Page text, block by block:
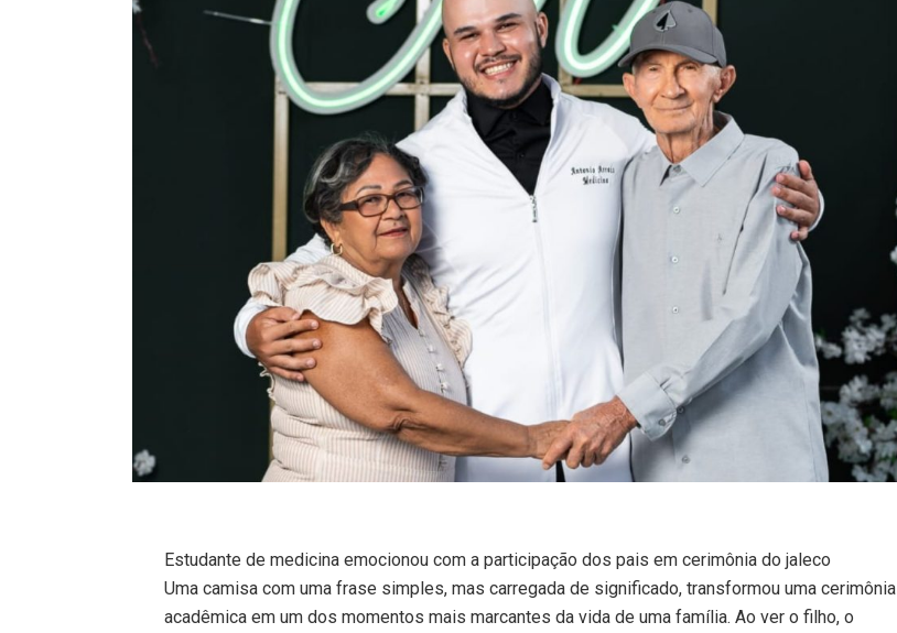
Estudante de medicina emocionou com a participação dos pais em cerimônia do jaleco
Uma camisa com uma frase simples, mas carregada de significado, transformou uma cerimônia
acadêmica em um dos momentos mais marcantes da vida de uma família. Ao ver o filho, o